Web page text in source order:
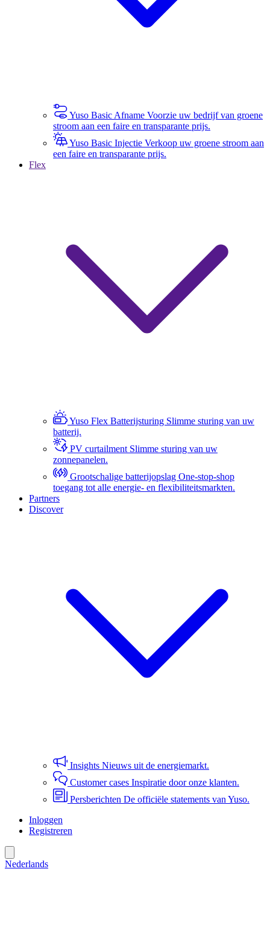
Yuso Basic Afname Voorzie uw bedrijf van groene
stroom aan een faire en transparante prijs.
Yuso Basic Injectie Verkoop uw groene stroom aan
een faire en transparante prijs.
Flex
Yuso Flex Batterijsturing Slimme sturing van uw
batterij.
PV curtailment Slimme sturing van uw
zonnepanelen.
Grootschalige batterijopslag One-stop-shop
toegang tot alle energie- en flexibiliteitsmarkten.
Partners
Discover
Insights Nieuws uit de energiemarkt.
Customer cases Inspiratie door onze klanten.
Persberichten De officiële statements van Yuso.
Inloggen
Registreren
Nederlands